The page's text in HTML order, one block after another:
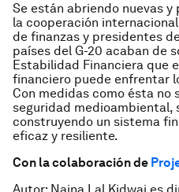
Se están abriendo nuevas
la cooperación
de finanzas y presidentes
países del G-20 acaban de
Estabilidad Financiera que
financiero puede enfrentar
Con medidas como ésta no
seguridad medioambiental,
construyendo un sistema
eficaz y resiliente.
Con la colaboración de